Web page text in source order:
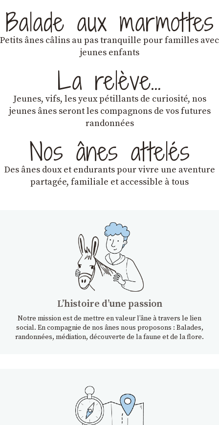
Balade aux marmottes
Petits ânes câlins au pas tranquille pour familles avec
jeunes enfants
La relève…
Jeunes, vifs, les yeux pétillants de curiosité, nos
jeunes ânes seront les compagnons de vos futures
randonnées
Nos ânes attelés
Des ânes doux et endurantspour vivre une aventure
partagée, familiale et accessible à tous
Lʼhistoire dʼune passion
Notre mission est de mettre en valeur l’âne à travers le lien
social. En compagnie de nos ânes nous proposons : Balades,
randonnées, médiation, découverte de la faune et de la flore.